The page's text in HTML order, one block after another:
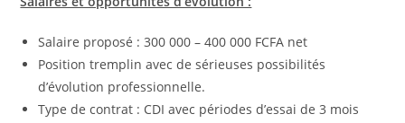
Salaire proposé : 300 000 – 400 000 FCFA net
Position tremplin avec de sérieuses possibilités
d’évolution professionnelle.
Type de contrat : CDI avec périodes d’essai de 3 mois